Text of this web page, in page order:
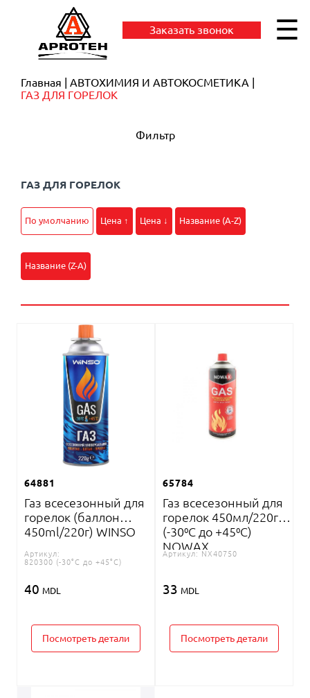
Заказать звонок ☰
Главная
АВТОХИМИЯ И АВТОКОСМЕТИКА
ГАЗ ДЛЯ ГОРЕЛОК
Фильтр
ГАЗ ДЛЯ ГОРЕЛОК
По умолчанию Цена ↑ Цена ↓ Название (A-Z)
Название (Z-A)
64881
Газ всесезонный для
горелок (баллон
450ml/220г) WINSO
Артикул:
820300 (-30°C до +45°C)
40 MDL
Посмотреть детали
65784
Газ всесезонный для
горелок 450мл/220г
(-30⁰С до +45⁰С)
NOWAX
Артикул: NX40750
33 MDL
Посмотреть детали